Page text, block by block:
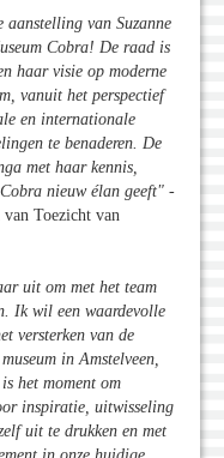
aanstelling van Suzanne
Cobra! De raad is
haar visie op moderne
vanuit het perspectief
en internationale
te benaderen. De
met haar kennis,
nieuw élan geeft" -
Toezicht van
uit om met het team
Ik wil een waardevolle
versterken van de
in Amstelveen,
het moment om
inspiratie, uitwisseling
uit te drukken en met